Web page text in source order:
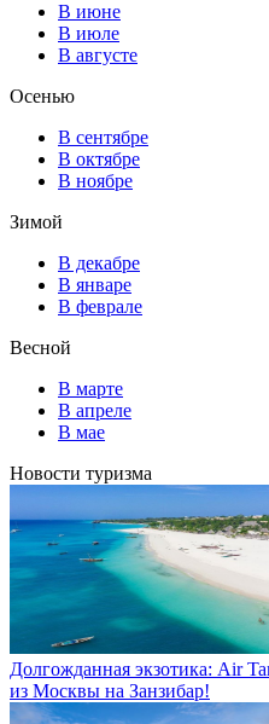
В июне
В июле
В августе
Осенью
В сентябре
В октябре
В ноябре
Зимой
В декабре
В январе
В феврале
Весной
В марте
В апреле
В мае
Новости туризма
Долгожданная экзотика: Air
из Москвы на Занзибар!